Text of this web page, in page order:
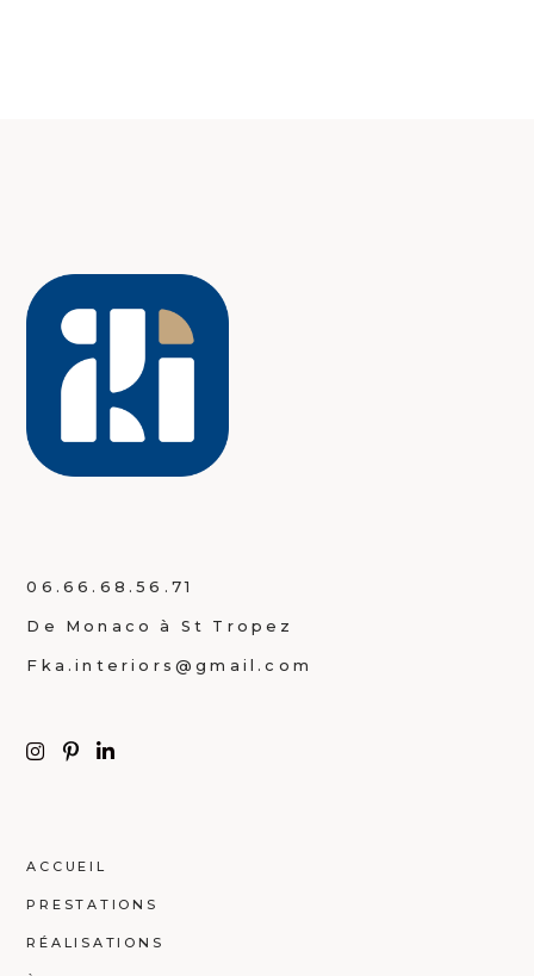
06.66.68.56.71
De Monaco à St Tropez
Fka.interiors@gmail.com
ACCUEIL
PRESTATIONS
RÉALISATIONS